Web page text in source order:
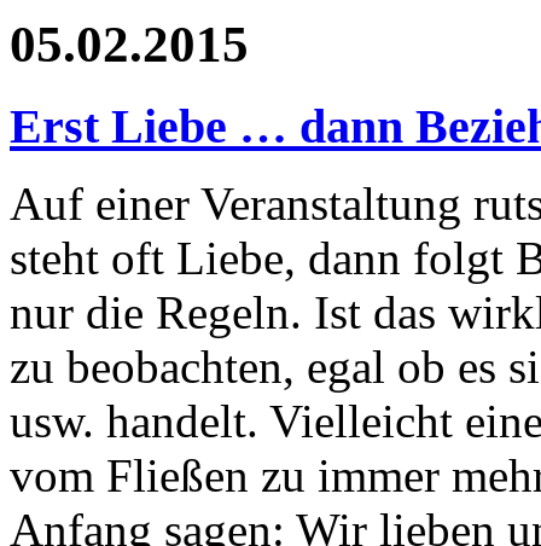
05.02.2015
Erst Liebe … dann
Auf einer Veranstaltung
steht oft Liebe, dann folgt
nur die Regeln. Ist das
zu beobachten, egal ob es
usw. handelt. Vielleicht
vom Fließen zu immer
Anfang sagen: Wir lieben